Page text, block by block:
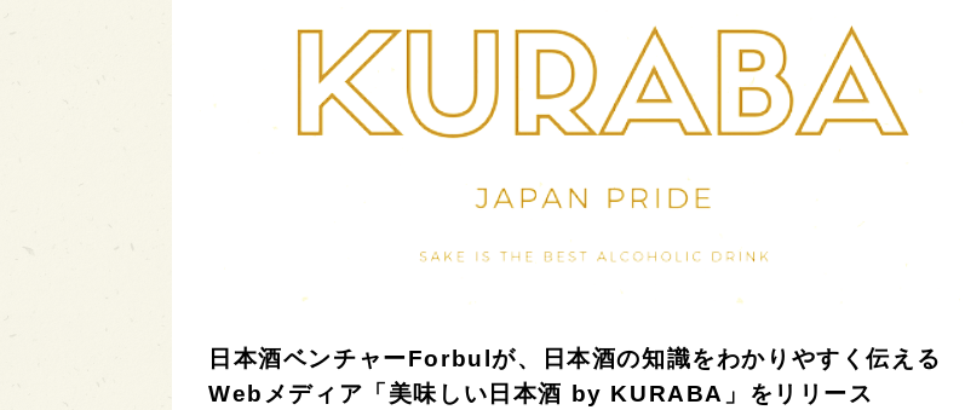
日本酒ベンチャーForbulが、日本酒の知識をわかりやすく伝える
Webメディア「美味しい日本酒 by KURABA」をリリース